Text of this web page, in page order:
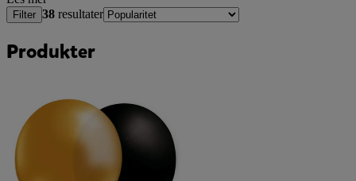
Filter 38 resultater
Produkter